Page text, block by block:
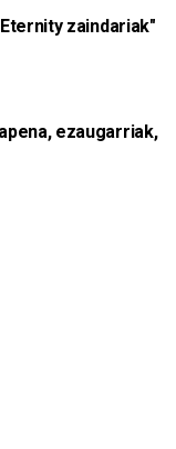
zaindariak"
ezaugarriak,